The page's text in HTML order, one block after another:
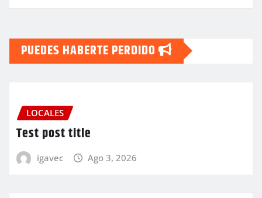
PUEDES HABERTE PERDIDO
LOCALES
Test post title
igavec Ago 3, 2026